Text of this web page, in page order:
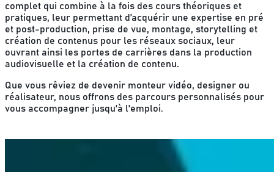
complet qui combine à la fois des cours théoriques et
pratiques, leur permettant d’acquérir une expertise en pré
et post-production, prise de vue, montage, storytelling et
création de contenus pour les réseaux sociaux, leur
ouvrant ainsi les portes de carrières dans la production
audiovisuelle et la création de contenu.
Que vous rêviez de devenir monteur vidéo, designer ou
réalisateur, nous offrons des parcours personnalisés pour
vous accompagner jusqu'à l'emploi.